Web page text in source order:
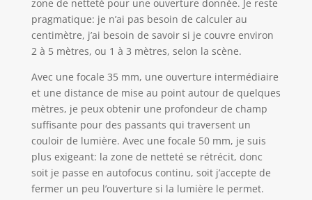
zone de netteté pour une ouverture donnée. Je reste
pragmatique: je n’ai pas besoin de calculer au
centimètre, j’ai besoin de savoir si je couvre environ
2 à 5 mètres, ou 1 à 3 mètres, selon la scène.
Avec une focale 35 mm, une ouverture intermédiaire
et une distance de mise au point autour de quelques
mètres, je peux obtenir une profondeur de champ
suffisante pour des passants qui traversent un
couloir de lumière. Avec une focale 50 mm, je suis
plus exigeant: la zone de netteté se rétrécit, donc
soit je passe en autofocus continu, soit j’accepte de
fermer un peu l’ouverture si la lumière le permet.